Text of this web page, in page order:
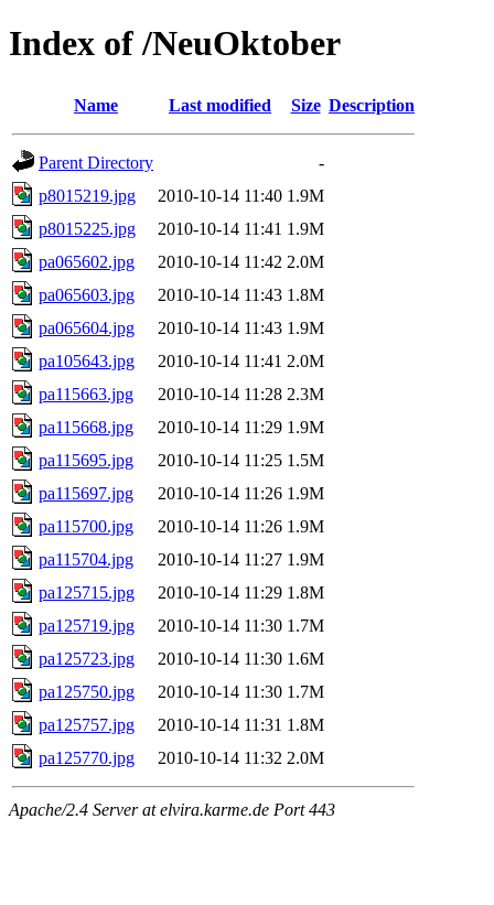
Index of /NeuOktober
Name Last modified Size Description
Parent Directory
-
p8015219.jpg
2010-10-14 11:40 1.9M
p8015225.jpg
2010-10-14 11:41 1.9M
pa065602.jpg
2010-10-14 11:42 2.0M
pa065603.jpg
2010-10-14 11:43 1.8M
pa065604.jpg
2010-10-14 11:43 1.9M
pa105643.jpg
2010-10-14 11:41 2.0M
pa115663.jpg
2010-10-14 11:28 2.3M
pa115668.jpg
2010-10-14 11:29 1.9M
pa115695.jpg
2010-10-14 11:25 1.5M
pa115697.jpg
2010-10-14 11:26 1.9M
pa115700.jpg
2010-10-14 11:26 1.9M
pa115704.jpg
2010-10-14 11:27 1.9M
pa125715.jpg
2010-10-14 11:29 1.8M
pa125719.jpg
2010-10-14 11:30 1.7M
pa125723.jpg
2010-10-14 11:30 1.6M
pa125750.jpg
2010-10-14 11:30 1.7M
pa125757.jpg
2010-10-14 11:31 1.8M
pa125770.jpg
2010-10-14 11:32 2.0M
Apache/2.4 Server at elvira.karme.de Port 443